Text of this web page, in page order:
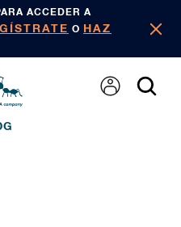
ACCEDER A
O HAZ